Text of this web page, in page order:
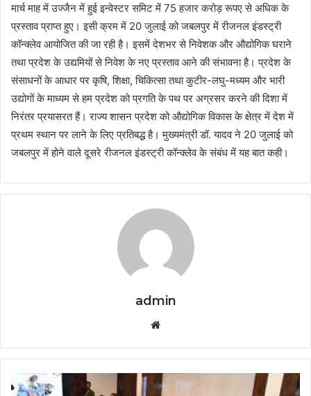
मार्च माह में उज्जैन में हुई इन्वेस्टर समिट में 75 हजार करोड़ रूपए से अधिक के
प्रस्ताव प्राप्त हुए। इसी क्रम में 20 जुलाई को जबलपुर में रीजनल इंडस्ट्री
कॉन्क्लेव आयोजित की जा रही है। इसमें देशभर से निवेशक और औद्योगिक घराने
तथा प्रदेश के उद्यमियों से निवेश के नए प्रस्ताव आने की संभावना है। प्रदेश के
संसाधनों के आधार पर कृषि, शिक्षा, चिकित्सा तथा कुटीर-लघु-मध्यम और भारी
उद्योगों के माध्यम से हम प्रदेश को प्रगति के पथ पर अग्रसर करने की दिशा में
निरंतर प्रयासरत हैं। राज्य शासन प्रदेश को औद्योगिक विकास के क्षेत्र में देश में
प्रथम स्थान पर लाने के लिए प्रतिबद्ध है। मुख्यमंत्री डॉ. यादव ने 20 जुलाई को
जबलपुर में होने वाले दूसरे रीजनल इंडस्ट्री कॉन्क्लेव के संबंध में यह बात कही।
admin